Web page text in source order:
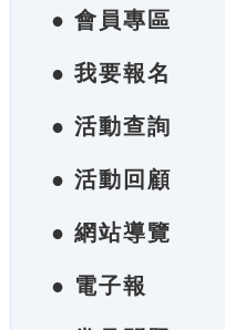
● 會員專區
● 我要報名
● 活動查詢
● 活動回顧
● 網站導覽
● 電子報